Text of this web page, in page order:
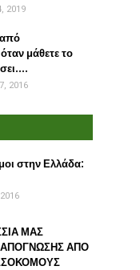
2019
μάθετε το
2016
στην Ελλάδα:
ΜΑΣ
ΑΠΟ